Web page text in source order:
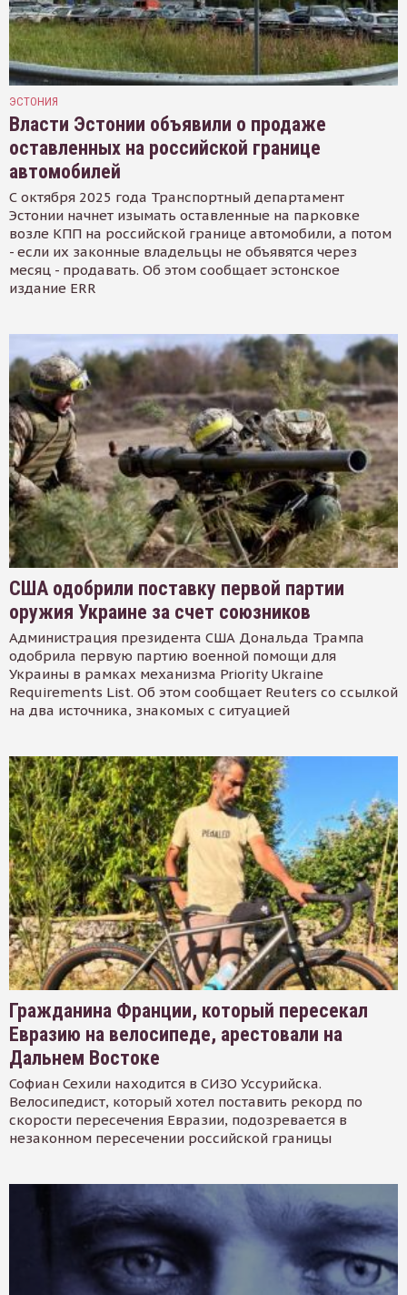
ЭСТОНИЯ
Власти Эстонии объявили о продаже
оставленных на российской границе
автомобилей
С октября 2025 года Транспортный департамент
Эстонии начнет изымать оставленные на парковке
возле КПП на российской границе автомобили, а потом
- если их законные владельцы не объявятся через
месяц - продавать. Об этом сообщает эстонское
издание ERR
США одобрили поставку первой партии
оружия Украине за счет союзников
Администрация президента США Дональда Трампа
одобрила первую партию военной помощи для
Украины в рамках механизма Priority Ukraine
Requirements List. Об этом сообщает Reuters со ссылкой
на два источника, знакомых с ситуацией
Гражданина Франции, который пересекал
Евразию на велосипеде, арестовали на
Дальнем Востоке
Софиан Сехили находится в СИЗО Уссурийска.
Велосипедист, который хотел поставить рекорд по
скорости пересечения Евразии, подозревается в
незаконном пересечении российской границы